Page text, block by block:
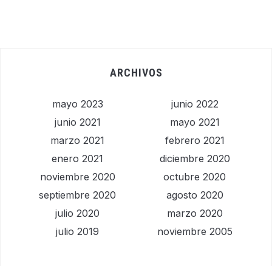
ARCHIVOS
mayo 2023
junio 2022
junio 2021
mayo 2021
marzo 2021
febrero 2021
enero 2021
diciembre 2020
noviembre 2020
octubre 2020
septiembre 2020
agosto 2020
julio 2020
marzo 2020
julio 2019
noviembre 2005